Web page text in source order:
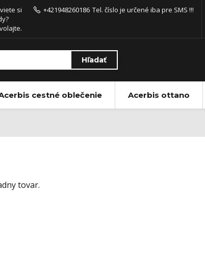
Hľadať
si
+421948260186 Tel. číslo je určené iba pre SMS !!!
cestné oblečenie Acerbis ottano
tovar.